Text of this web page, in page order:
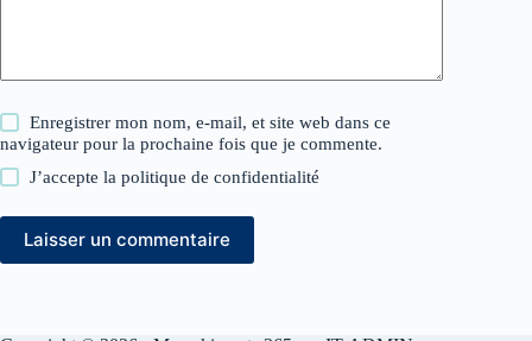
Enregistrer mon nom, e-mail, et site web dans ce
navigateur pour la prochaine fois que je commente.
J’accepte lapolitique de confidentialité
Laisser un commentaire